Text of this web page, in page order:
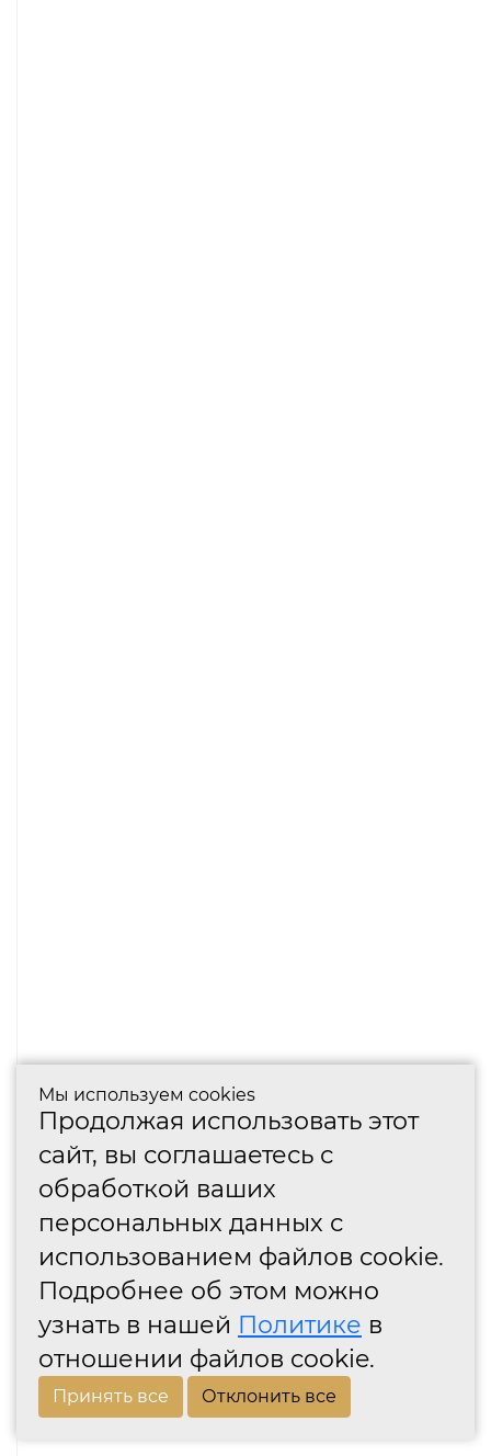
Мы используем cookies
Продолжая использовать этот
сайт, вы соглашаетесь с
обработкой ваших
персональных данных с
использованием файлов cookie.
Подробнее об этом можно
узнать в нашей Политике в
отношении файлов cookie.
Принять все Отклонить все